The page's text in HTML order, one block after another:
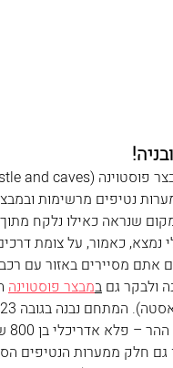
פוסטוינה (
and caves
נטיפים מרשימות
שנראה כאילו נלקח
נמצא, כאמור, על צומת
אתם מסיירים באזור עם
ולבקר גם במבצר פוסטוינה
גם חלק ממערות הנטיפים